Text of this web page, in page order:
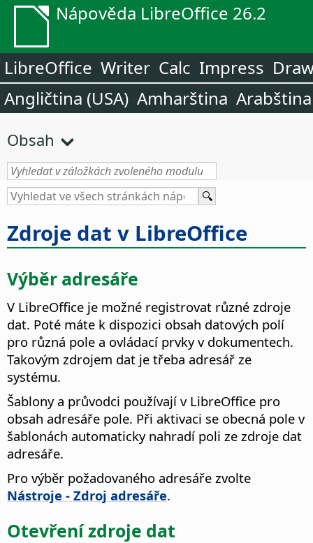
Nápověda LibreOffice 26.2
LibreOffice Writer Calc Impress
Angličtina (USA) Amharština Arabština
Obsah
Zdroje dat v LibreOffice
Výběr adresáře
V LibreOffice je možné registrovat různé zdroje
dat. Poté máte k dispozici obsah datových polí
pro různá pole a ovládací prvky v dokumentech.
Takovým zdrojem dat je třeba adresář ze
systému.
Šablony a průvodci používají v LibreOffice pro
obsah adresáře pole. Při aktivaci se obecná pole v
šablonách automaticky nahradí poli ze zdroje dat
adresáře.
Pro výběr požadovaného adresáře zvolte
Nástroje - Zdroj adresáře.
Otevření zdroje dat